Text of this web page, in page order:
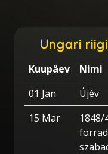
Ungari
Kuupäev Nimi
01 Jan
Újév
15 Mar
1848/